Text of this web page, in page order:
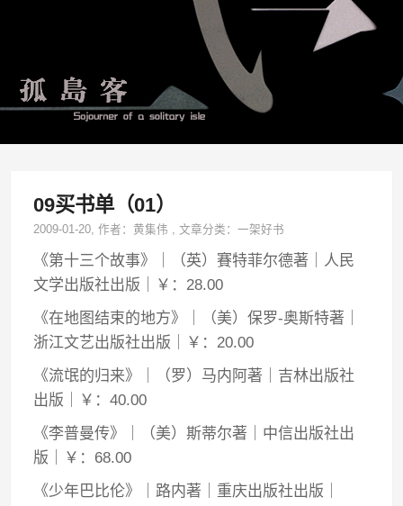
09买书单（01）
2009-01-20, 作者：黄集伟 ,文章分类：一架好书
《第十三个故事》｜（英）賽特菲尔德著｜人民
文学出版社出版｜￥：28.00
《在地图结束的地方》｜（美）保罗-奥斯特著｜
浙江文艺出版社出版｜￥：20.00
《流氓的归来》｜（罗）马内阿著｜吉林出版社
出版｜￥：40.00
《李普曼传》｜（美）斯蒂尔著｜中信出版社出
版｜￥：68.00
《少年巴比伦》｜路内著｜重庆出版社出版｜